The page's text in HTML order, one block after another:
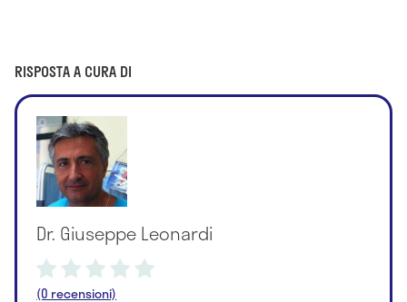
RISPOSTA A CURA DI
Dr. Giuseppe Leonardi
(0 recensioni)